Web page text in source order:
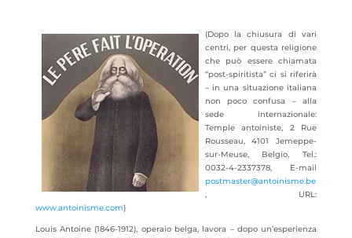
(Dopo la chiusura di vari
centri, per questa religione
che può essere chiamata
“post-spiritista” ci si riferirà
– in una situazione italiana
non poco confusa – alla
sede internazionale:
Temple antoiniste, 2 Rue
Rousseau, 4101 Jemeppe-
sur-Meuse, Belgio, Tel.:
0032-4-2337378, E-mail
postmaster@antoinisme.be
, URL:
www.antoinisme.com)
Louis Antoine (1846-1912), operaio belga, lavora – dopo un’esperienza